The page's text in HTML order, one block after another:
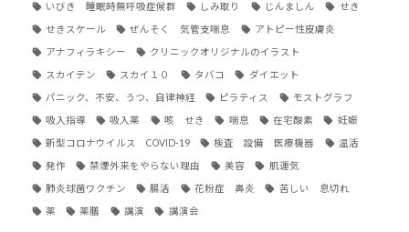
いびき 睡眠時無呼吸症候群 しみ取り じんましん せき
せきスケール ぜんそく 気管支喘息 アトピー性皮膚炎
アナフィラキシー クリニックオリジナルのイラスト
スカイテン スカイ１０ タバコ ダイエット
パニック、不安、うつ、自律神経 ピラティス モストグラフ
吸入指導 吸入薬 咳 せき 喘息 在宅酸素 妊娠
新型コロナウイルス COVID-19 検査 設備 医療機器 温活
発作 禁煙外来をやらない理由 美容 肌運気
肺炎球菌ワクチン 腸活 花粉症 鼻炎 苦しい 息切れ
薬 薬膳 講演 講演会